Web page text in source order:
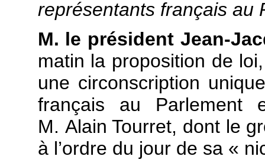
représentants français au
M. le président Jean-
matin la proposition de
une circonscription
français au Parlement
M. Alain Tourret, dont le
à l’ordre du jour de sa «